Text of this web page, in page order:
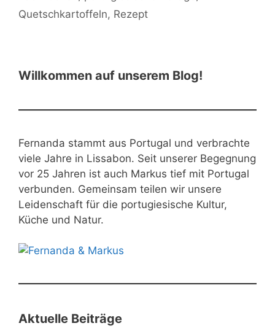
Quetschkartoffeln, Rezept
Willkommen auf unserem Blog!
Fernanda stammt aus Portugal und verbrachte
viele Jahre in Lissabon. Seit unserer Begegnung
vor 25 Jahren ist auch Markus tief mit Portugal
verbunden. Gemeinsam teilen wir unsere
Leidenschaft für die portugiesische Kultur,
Küche und Natur.
Aktuelle Beiträge